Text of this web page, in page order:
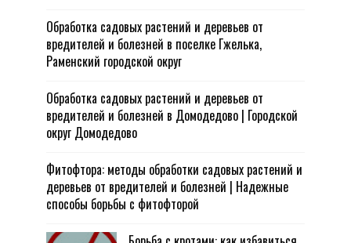
Обработка садовых растений и деревьев от
вредителей и болезней в поселке Гжелька,
Раменский городской округ
Обработка садовых растений и деревьев от
вредителей и болезней в Домодедово | Городской
округ Домодедово
Фитофтора: методы обработки садовых растений и
деревьев от вредителей и болезней | Надежные
способы борьбы с фитофторой